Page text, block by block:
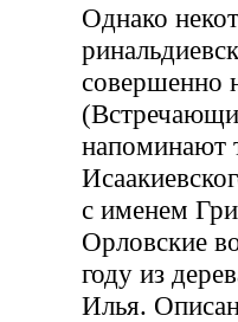
Однако
совершенно
напоминают
с именем
Орловские
году из
Илья.